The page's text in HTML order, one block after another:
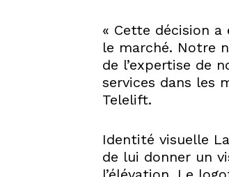
« Cette décision
le marché. Notre
de l’expertise de
services dans les
Telelift.
Identité visuelle
de lui donner un